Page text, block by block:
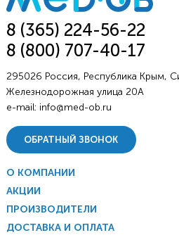
8 (365) 224-56-22
8 (800) 707-40-17
295026 Россия, Республика Крым,
Железнодорожная улица 20А
e-mail: info@med-ob.ru
ОБРАТНЫЙ ЗВОНОК
О КОМПАНИИ
АКЦИИ
ПРОИЗВОДИТЕЛИ
ДОСТАВКА И ОПЛАТА